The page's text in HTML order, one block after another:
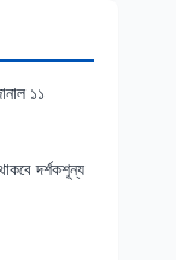
১১
দর্শকশূন্য